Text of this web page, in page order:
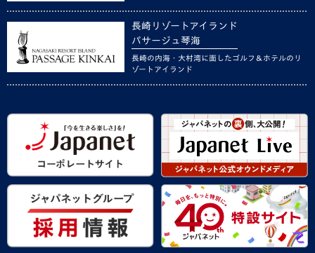
長崎リゾートアイランド
パサージュ琴海
長崎の内海・大村湾に面したゴルフ＆ホテルのリ
ゾートアイランド